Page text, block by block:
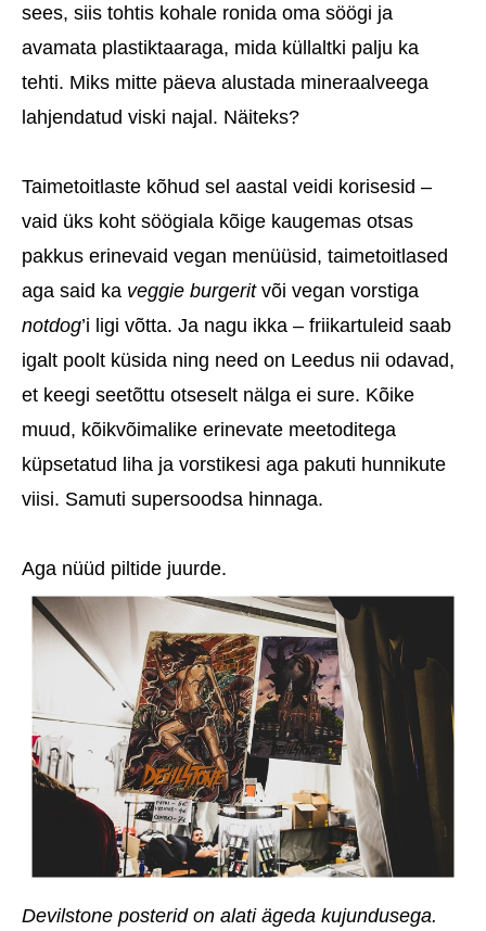
sees, siis tohtis kohale ronida oma söögi ja
avamata plastiktaaraga, mida küllaltki palju ka
tehti. Miks mitte päeva alustada mineraalveega
lahjendatud viski najal. Näiteks?
Taimetoitlaste kõhud sel aastal veidi korisesid –
vaid üks koht söögiala kõige kaugemas otsas
pakkus erinevaid vegan menüüsid, taimetoitlased
aga said ka veggie burgeritvõi vegan vorstiga
notdog’i ligi võtta. Ja nagu ikka – friikartuleid saab
igalt poolt küsida ning need on Leedus nii odavad,
et keegi seetõttu otseselt nälga ei sure. Kõike
muud, kõikvõimalike erinevate meetoditega
küpsetatud liha ja vorstikesi aga pakuti hunnikute
viisi. Samuti supersoodsa hinnaga.
Aga nüüd piltide juurde.
Devilstone posterid on alati ägeda kujundusega.